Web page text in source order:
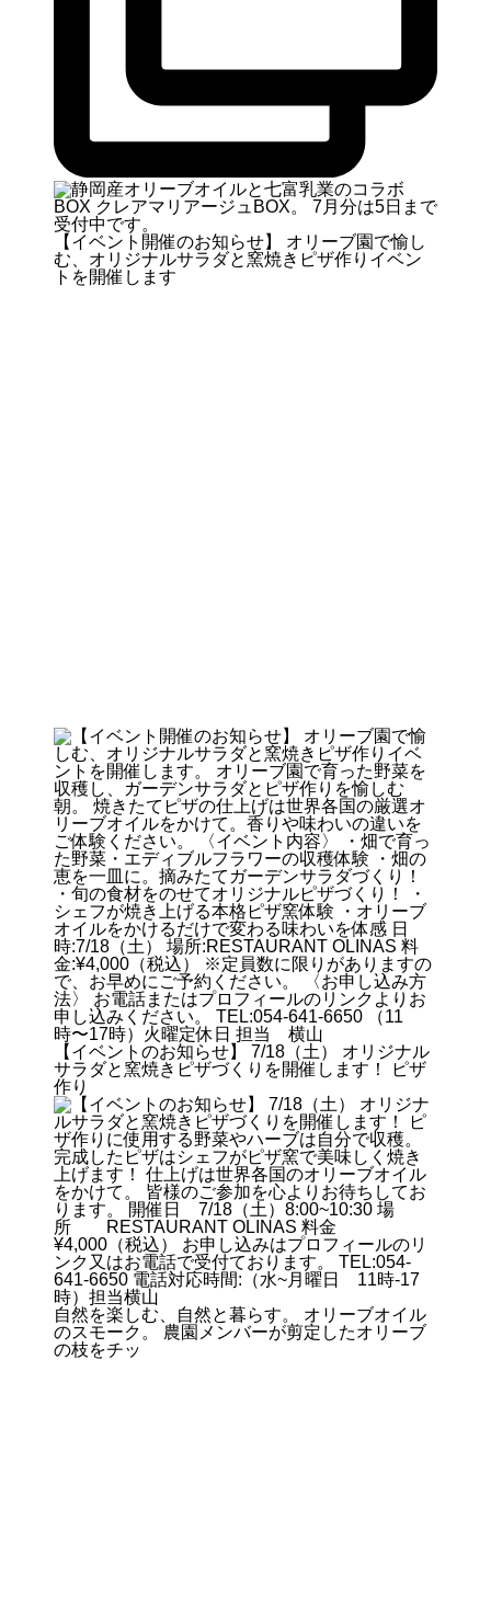
【イベント開催のお知らせ】 オリーブ園で愉し
む、オリジナルサラダと窯焼きピザ作りイベン
トを開催します
【イベントのお知らせ】 7/18（土） オリジナル
サラダと窯焼きピザづくりを開催します！ ピザ
作り
自然を楽しむ、自然と暮らす。 オリーブオイル
のスモーク。 農園メンバーが剪定したオリーブ
の枝をチッ